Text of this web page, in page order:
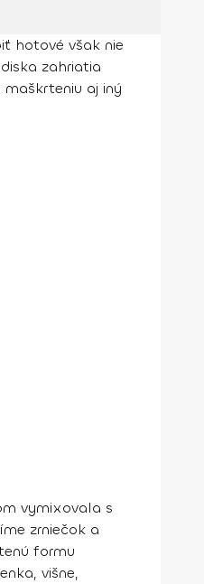
hotové však nie
zahriatia
aj iný
vymixovala s
zrniečok a
formu
višne,